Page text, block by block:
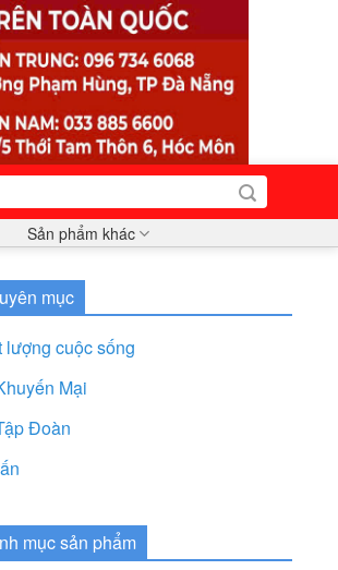
Sản phẩm khác
mục
lượng cuộc sống
Mại
Đoàn
mục sản phẩm